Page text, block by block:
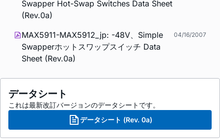
Swapper Hot-Swap Switches Data Sheet
(Rev.0a)
MAX5911-MAX5912_jp: -48V、Simple
Swapperホットスワップスイッチ Data
Sheet (Rev.0a)
04/16/2007
データシート
これは最新改訂バージョンのデータシートです。
データシート (Rev. 0a)